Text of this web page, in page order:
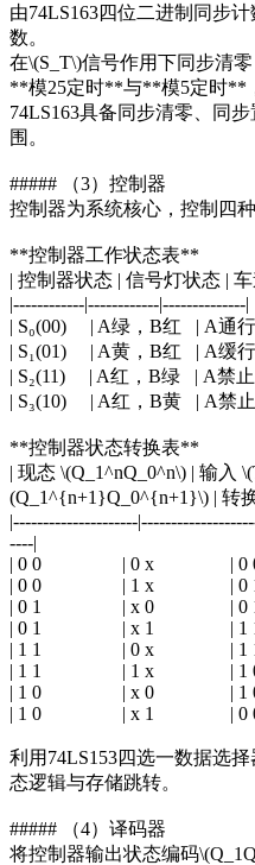
由74LS163四位二进制同步
数。
在\(S_T\)信号作用下同步清
**模25定时**与**模5定时**
74LS163具备同步清零、同
围。
##### （3）控制器
控制器为系统核心，控制四
**控制器工作状态表**
| 控制器状态 | 信号灯状态 |
|------------|------------|--------------|
| S₀(00) | A绿，B红 | A通
| S₁(01) | A黄，B红 | A缓
| S₂(11) | A红，B绿 | A禁止
| S₃(10) | A红，B黄 | A禁
**控制器状态转换表**
| 现态 \(Q_1^nQ_0^n\) | 输入
(Q_1^{n+1}Q_0^{n+1}\) | 转
|---------------------
----|
| 0 0 | 0 x
| 0 0 | 1 x
| 0 1 | x 0
| 0 1 | x 1
| 1 1 | 0 x
| 1 1 | 1 x
| 1 0 | x 0
| 1 0 | x 1
利用74LS153四选一数据选
态逻辑与存储跳转。
##### （4）译码器
将控制器输出状态编码